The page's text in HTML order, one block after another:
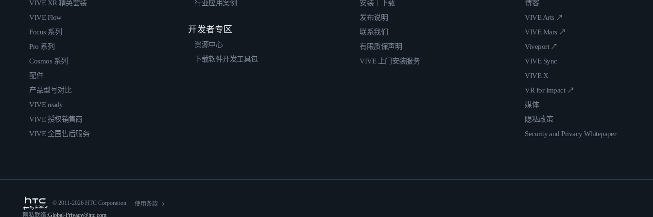
VIVE XR 精英套装
VIVE Flow
Focus 系列
Pro 系列
Cosmos 系列
配件
产品型号对比
VIVE ready
VIVE 授权销售商
VIVE 全国售后服务
行业应用案例
开发者专区
资源中心
下载软件开发工具包
安装｜下载
发布说明
联系我们
有限质保声明
VIVE 上门安装服务
博客
VIVE Arts ↗
VIVE Mars ↗
Viveport ↗
VIVE Sync
VIVE X
VR for Impact ↗
媒体
隐私政策
Security and Privacy Whitepaper
© 2011-2026 HTC Corporation
使用条款
隐私联络:Global-Privacy@htc.com